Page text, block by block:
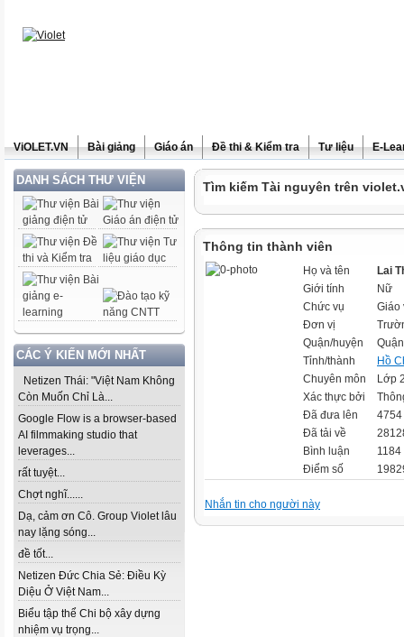
ViOLET.VN Bài giảng Giáo án Đề thi & Kiểm tra Tư liệu E-
DANH SÁCH THƯ VIỆN
CÁC Ý KIẾN MỚI NHẤT
Netizen Thái: "Việt Nam Không
Còn Muốn Chỉ Là...
Google Flow is a browser-based
AI filmmaking studio that
leverages...
rất tuyệt...
Chợt nghĩ......
Dạ, cảm ơn Cô. Group Violet lâu
nay lặng sóng...
đề tốt...
Netizen Đức Chia Sẻ: Điều Kỳ
Diệu Ở Việt Nam...
Biểu tập thể Chi bộ xây dựng
nhiệm vụ trọng...
Tìm kiếm Tài nguyên trên
Thông tin thành viên
Họ và tên
Lai
Giới tính
Nữ
Chức vụ
Giáo
Đơn vị
Quận/huyện
Tỉnh/thành
Hồ
Chuyên môn
Lớp
Xác thực bởi
Đã đưa lên
4754
Đã tải về
Bình luận
1184
Điểm số
Nhắn tin cho người này